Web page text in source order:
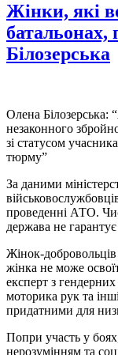
Жінки, які
Білозерська
Олена
незаконного
зі статусом
тюрму”
За даними
проведенні АТО.
держава не
Жінок-
жінка не може
експерт з
моторика рук та
придатними для
Попри участь у
нерозумінням та